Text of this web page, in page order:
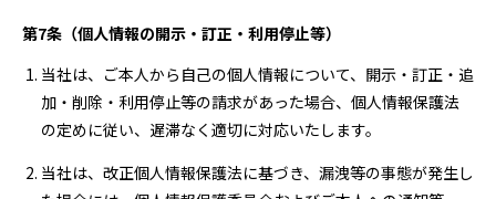
第7条（個人情報の開示・訂正・利用停止等）
当社は、ご本人から自己の個人情報について、開示・訂正・追
加・削除・利用停止等の請求があった場合、個人情報保護法
の定めに従い、遅滞なく適切に対応いたします。
当社は、改正個人情報保護法に基づき、漏洩等の事態が発生し